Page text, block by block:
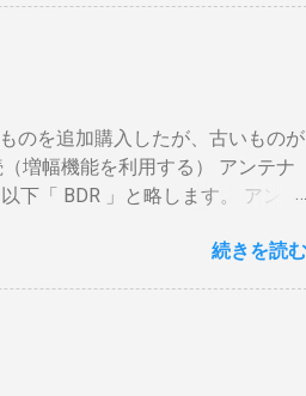
以下の焙煎は無理。 外側ドラム
がかかります。それを予測した
パンチング有り一枚ドラム（直
通りで蓄熱は不可。ガスコンロ
なら8分ハゼが来ます。回転数が
火力に対する反応が早い。（蓄熱
ムの中に溜まらない デメリット
か一定かの傾向判断としてなら
ングの穴から出てコンロや周囲
のを追加購入したが、古いものが
増幅機能を利用する） アンテナ
下「 BDR 」と略します。 アンテ
弱まりアンテナ利得が落ち、増幅
１ 地上波のアンテナケーブルを
「テレビへ（出力）」端子とBDR
続きを読む